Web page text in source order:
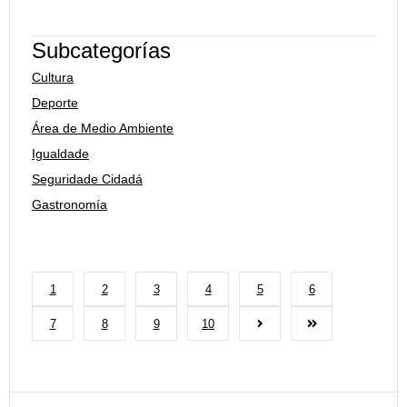
Subcategorías
Cultura
Deporte
Área de Medio Ambiente
Igualdade
Seguridade Cidadá
Gastronomía
1 2 3 4 5 6
7 8 9 10